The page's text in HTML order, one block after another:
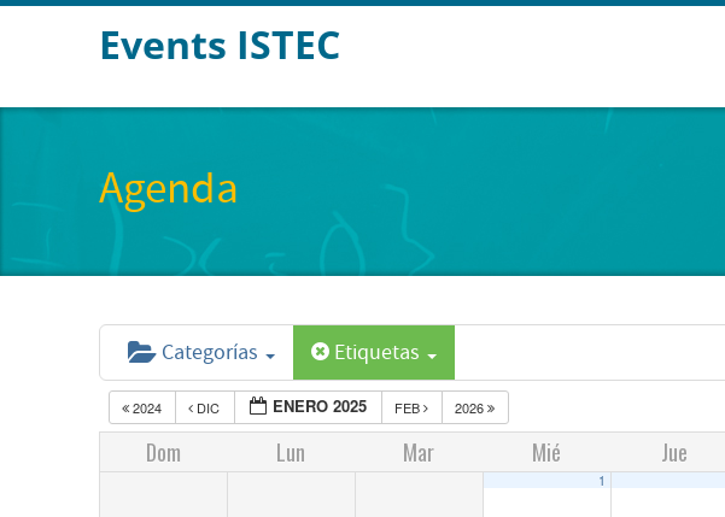
Events ISTEC
Agenda
Categorías Etiquetas
2024 DIC ENERO 2025 FEB 2026
Dom Lun Mar Mié Jue
1